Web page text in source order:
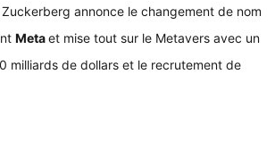
annonce le changement de nom
Metaet mise tout sur le Metavers avec un
milliards de dollars et le recrutement de